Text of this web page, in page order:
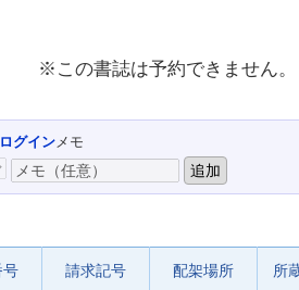
※この書誌は予約できません。
ログインメモ
号 請求記号 配架場所 所